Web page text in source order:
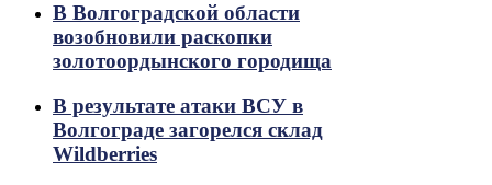
В Волгоградской области
возобновили раскопки
золотоордынского городища
В результате атаки ВСУ в
Волгограде загорелся склад
Wildberries